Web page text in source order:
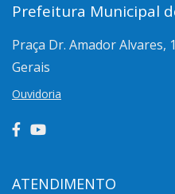
Prefeitura Municipal
Praça Dr. Amador Alvares,
Gerais
Ouvidoria
ATENDIMENTO